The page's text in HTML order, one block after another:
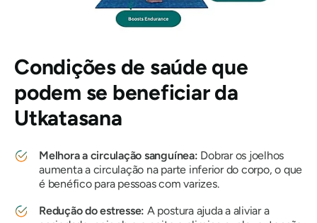
Condições de saúde que
podem se beneficiar da
Utkatasana
Melhora a circulação sanguínea: Dobrar os joelhos
aumenta a circulação na parte inferior do corpo, o que
é benéfico para pessoas com varizes.
Redução do estresse: A postura ajuda a aliviar a